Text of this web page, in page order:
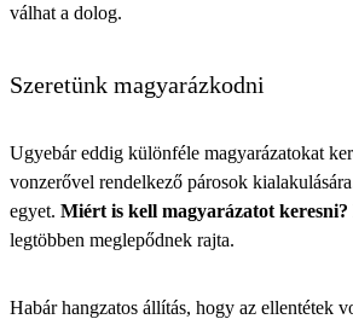
válhat a dolog.
Szeretünk magyarázkodni
Ugyebár eddig különféle magyarázatokat
vonzerővel rendelkező párosok
egyet. Miért is kell magyarázatot
legtöbben meglepődnek rajta.
Habár hangzatos állítás, hogy az ellentétek